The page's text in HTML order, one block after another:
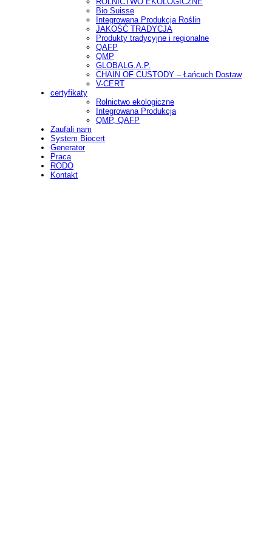
Bio Suisse
Integrowana Produkcja Roślin
JAKOŚĆ TRADYCJA
Produkty tradycyjne i regionalne
QAFP
QMP
GLOBALG.A.P.
CHAIN OF CUSTODY – Łańcuch Dostaw
V-CERT
certyfikaty
Rolnictwo ekologiczne
Integrowana Produkcja
QMP, QAFP
Zaufali nam
System Biocert
Generator
Praca
RODO
Kontakt